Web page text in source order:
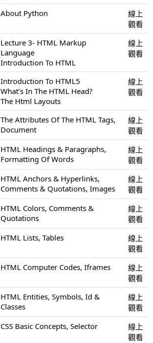
About Python
線上
觀看
Lecture 3- HTML Markup
Language
Introduction To HTML
線上
觀看
Introduction To HTML5
What’s In The HTML Head?
The Html Layouts
線上
觀看
The Attributes Of The HTML Tags,
Document
線上
觀看
HTML Headings & Paragraphs,
Formatting Of Words
線上
觀看
HTML Anchors & Hyperlinks,
Comments & Quotations, Images
線上
觀看
HTML Colors, Comments &
Quotations
線上
觀看
HTML Lists, Tables
線上
觀看
HTML Computer Codes, Iframes
線上
觀看
HTML Entities, Symbols, Id &
Classes
線上
觀看
CSS Basic Concepts, Selector
線上
觀看